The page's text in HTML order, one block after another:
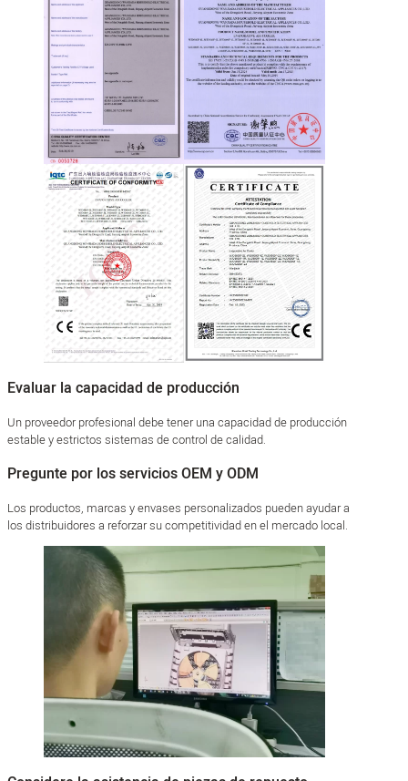
Evaluar la capacidad de producción
Un proveedor profesional debe tener una capacidad de producción
estable y estrictos sistemas de control de calidad.
Pregunte por los servicios OEM y ODM
Los productos, marcas y envases personalizados pueden ayudar a
los distribuidores a reforzar su competitividad en el mercado local.